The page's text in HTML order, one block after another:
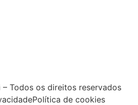
Todos os direitos reservados
Política de cookies